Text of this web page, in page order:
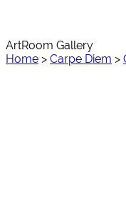
ArtRoom Gallery
Home > Carpe Diem >